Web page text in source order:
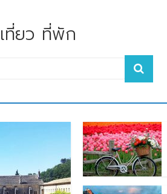
ที่ยว ที่พัก